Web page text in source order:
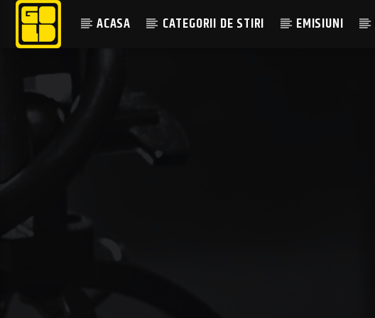
ACASA CATEGORII DE STIRI EMISIUNI